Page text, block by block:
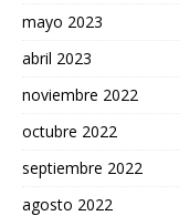
mayo 2023
abril 2023
noviembre 2022
octubre 2022
septiembre 2022
agosto 2022